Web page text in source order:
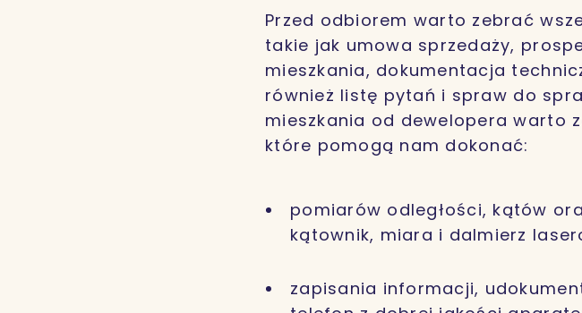
Przed odbiorem warto zebrać
takie jak umowa sprzedaży,
mieszkania, dokumentacja
również listę pytań i spraw do
mieszkania od dewelopera warto
które pomogą nam dokonać:
pomiarów odległości, kątów
kątownik, miara i dalmierz
zapisania informacji,